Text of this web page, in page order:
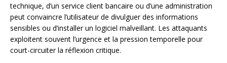
technique, d’un service client bancaire ou d’une administration
peut convaincre l’utilisateur de divulguer des informations
sensibles ou d’installer un logiciel malveillant. Les attaquants
exploitent souvent l’urgence et la pression temporelle pour
court-circuiter la réflexion critique.